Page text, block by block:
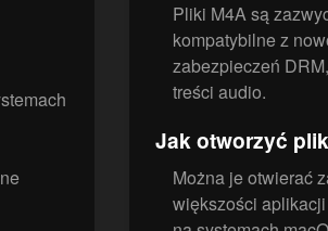
Pliki M4A są
kompatybilne z
zabezpieczeń
treści audio.
Jak otworzyć
Można je otwierać
większości aplikacji